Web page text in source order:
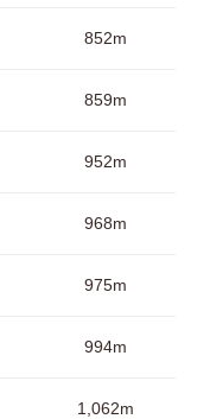
852m
859m
952m
968m
975m
994m
1,062m